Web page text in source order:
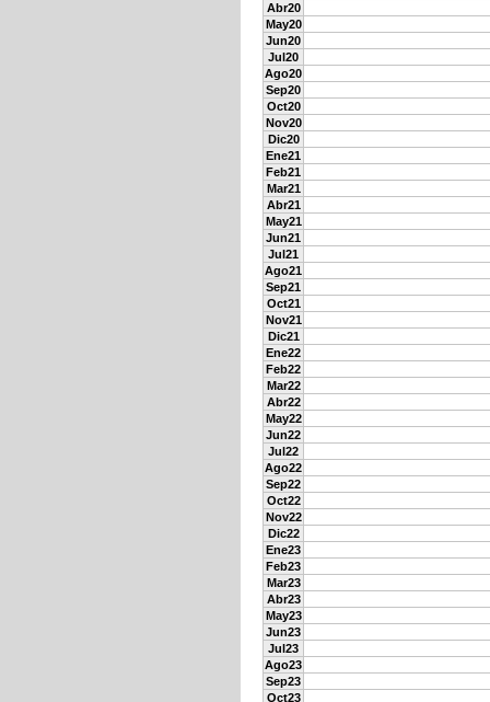
Abr20
May20
Jun20
Jul20
Ago20
Sep20
Oct20
Nov20
Dic20
Ene21
Feb21
Mar21
Abr21
May21
Jun21
Jul21
Ago21
Sep21
Oct21
Nov21
Dic21
Ene22
Feb22
Mar22
Abr22
May22
Jun22
Jul22
Ago22
Sep22
Oct22
Nov22
Dic22
Ene23
Feb23
Mar23
Abr23
May23
Jun23
Jul23
Ago23
Sep23
Oct23